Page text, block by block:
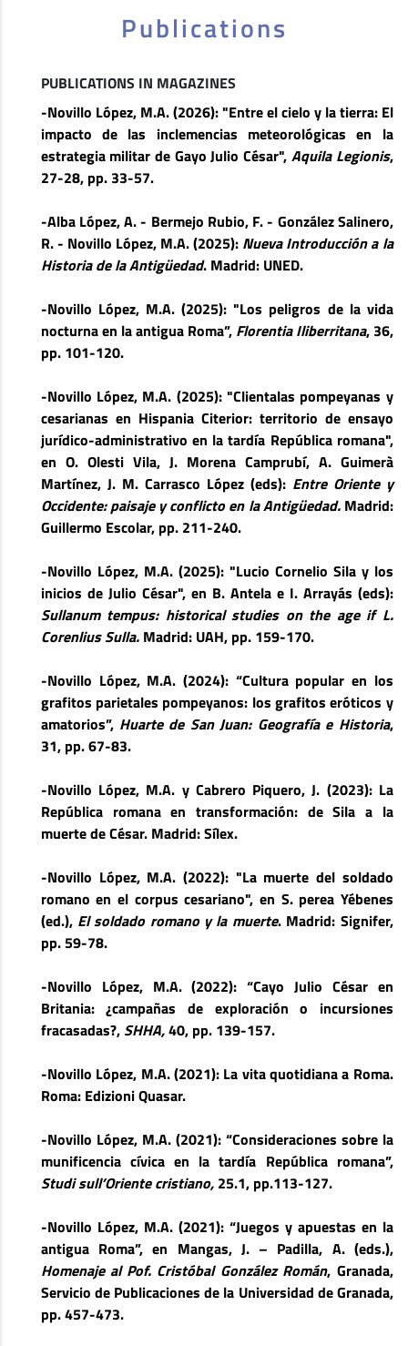
Publications
PUBLICATIONS IN MAGAZINES
-Novillo López, M.A. (2026): "Entre el cielo y la tierra: El
impacto de las inclemencias meteorológicas en la
estrategia militar de Gayo Julio César", Aquila Legionis,
27-28, pp. 33-57.
-Alba López, A. - Bermejo Rubio, F. - González Salinero,
R. - Novillo López, M.A. (2025): Nueva Introducción a la
Historia de la Antigüedad. Madrid: UNED.
-Novillo López, M.A. (2025): "Los peligros de la vida
nocturna en la antigua Roma”, Florentia Iliberritana, 36,
pp. 101-120.
-Novillo López, M.A. (2025): "Clientalas pompeyanas y
cesarianas en Hispania Citerior: territorio de ensayo
jurídico-administrativo en la tardía República romana",
en O. Olesti Vila, J. Morena Camprubí, A. Guimerà
Martínez, J. M. Carrasco López (eds): Entre Oriente y
Occidente: paisaje y conflicto en la Antigüedad. Madrid:
Guillermo Escolar, pp. 211-240.
-Novillo López, M.A. (2025): "Lucio Cornelio Sila y los
inicios de Julio César", en B. Antela e I. Arrayás (eds):
Sullanum tempus: historical studies on the age if L.
Corenlius Sulla. Madrid: UAH, pp. 159-170.
-Novillo López, M.A. (2024): “Cultura popular en los
grafitos parietales pompeyanos: los grafitos eróticos y
amatorios”, Huarte de San Juan: Geografía e Historia,
31, pp. 67-83.
-Novillo López, M.A. y Cabrero Piquero, J. (2023): La
República romana en transformación: de Sila a la
muerte de César. Madrid: Sílex.
-Novillo López, M.A. (2022): "La muerte del soldado
romano en el corpus cesariano", en S. perea Yébenes
(ed.), El soldado romano y la muerte. Madrid: Signifer,
pp. 59-78.
-Novillo López, M.A. (2022): “Cayo Julio César en
Britania: ¿campañas de exploración o incursiones
fracasadas?, SHHA,40, pp. 139-157.
-Novillo López, M.A. (2021): La vita quotidiana a Roma.
Roma: Edizioni Quasar.
-Novillo López, M.A. (2021): “Consideraciones sobre la
munificencia cívica en la tardía República romana”,
Studi sull’Oriente cristiano,25.1, pp.113-127.
-Novillo López, M.A. (2021): “Juegos y apuestas en la
antigua Roma”, en Mangas, J. – Padilla, A. (eds.),
Homenaje al Pof. Cristóbal González Román, Granada,
Servicio de Publicaciones de la Universidad de Granada,
pp. 457-473.